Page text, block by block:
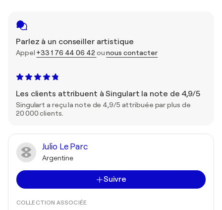
Parlez à un conseiller artistique
Appel +33 1 76 44 06 42ounous contacter
Les clients attribuent à Singulart la note de 4,9/5
Singulart a reçu la note de 4,9/5 attribuée par plus de
20 000 clients.
Julio Le Parc
Argentine
Suivre
COLLECTION ASSOCIÉE